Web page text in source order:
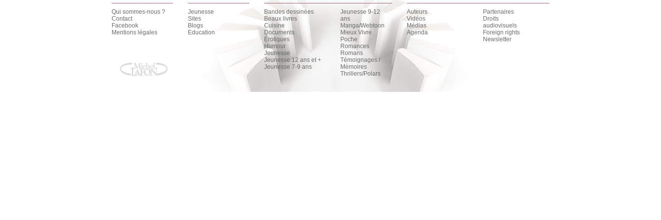
Qui sommes-nous ?
Contact
Facebook
Mentions légales
Jeunesse
Sites
Blogs
Education
Bandes dessinées
Beaux livres
Cuisine
Documents
Érotiques
Humour
Jeunesse
Jeunesse 12 ans et +
Jeunesse 7-9 ans
Jeunesse 9-12
ans
Manga/Webtoon
Mieux Vivre
Poche
Romances
Romans
Témoignages /
Mémoires
Thrillers/Polars
Auteurs
Vidéos
Médias
Agenda
Partenaires
Droits
audiovisuels
Foreign rights
Newsletter